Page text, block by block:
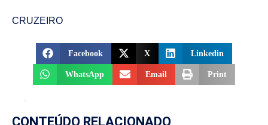
CRUZEIRO
Facebook X Linkedin
WhatsApp Email Print
CONTEÚDO RELACIONADO